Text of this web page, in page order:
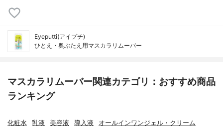
Eyeputti(アイプチ)
ひとえ・奥ぶたえ用マスカラリムーバー
マスカラリムーバー関連カテゴリ：おすすめ商品
ランキング
化粧水 乳液 美容液 導入液 オールインワンジェル・クリーム